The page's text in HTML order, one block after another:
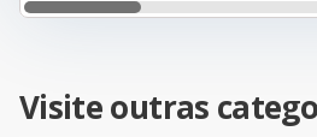
Visite outras